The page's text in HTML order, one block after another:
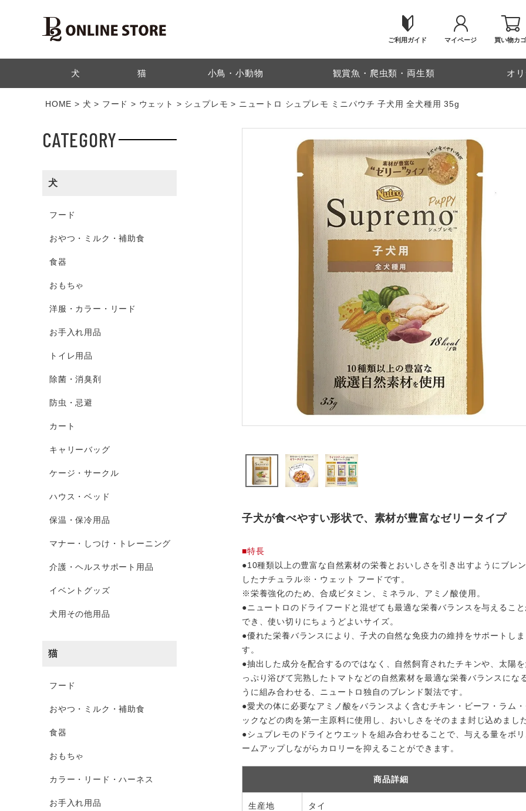
ご利用ガイド マイページ 買い物カゴ
検索
犬 猫 小鳥・小動物 観賞魚・爬虫類・両生類 オ
HOME 犬 フード ウェット シュプレモ ニュートロ シュプレモ ミニパウチ 子犬用 全犬種用 35g
CATEGORY
犬
フード
おやつ・ミルク・補助食
食器
おもちゃ
洋服・カラー・リード
お手入れ用品
トイレ用品
除菌・消臭剤
防虫・忌避
カート
キャリーバッグ
ケージ・サークル
ハウス・ベッド
保温・保冷用品
マナー・しつけ・トレーニング
介護・ヘルスサポート用品
イベントグッズ
犬用その他用品
猫
フード
おやつ・ミルク・補助食
食器
おもちゃ
カラー・リード・ハーネス
お手入れ用品
子犬が食べやすい形状で、素材が豊富なゼリータイプ
■特長
●10種類以上の豊富な自然素材の栄養とおいしさを引き出すようにブレ
したナチュラル※・ウェット フードです。
※栄養強化のため、合成ビタミン、ミネラル、アミノ酸使用。
●ニュートロのドライフードと混ぜても最適な栄養バランスを与えること
でき、使い切りにちょうどよいサイズ。
●優れた栄養バランスにより、子犬の自然な免疫力の維持をサポートしま
す。
●抽出した成分を配合するのではなく、自然飼育されたチキンや、太陽を
っぷり浴びて完熟したトマトなどの自然素材を最適な栄養バランスにな
うに組み合わせる、ニュートロ独自のブレンド製法です。
●愛犬の体に必要なアミノ酸をバランスよく含むチキン・ビーフ・ラム・
ックなどの肉を第一主原料に使用し、おいしさをそのまま封じ込めました
●シュプレモのドライとウエットを組み合わせることで、与える量をボリ
ームアップしながらカロリーを抑えることができます。
商品詳細
生産地 タイ